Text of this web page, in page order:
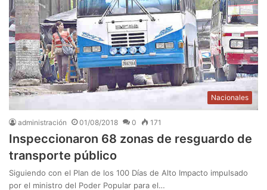
Nacionales
administración 01/08/2018 0 171
Inspeccionaron 68 zonas de resguardo de
transporte público
Siguiendo con el Plan de los 100 Días de Alto Impacto impulsado
por el ministro del Poder Popular para el…